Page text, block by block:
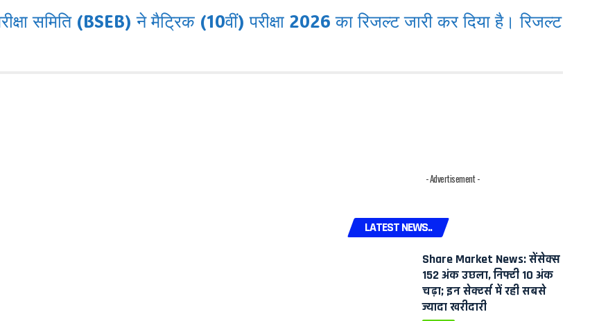
समिति (BSEB) ने मैट्रिक (10वीं) परीक्षा 2026 का रिजल्ट जारी कर दिया है। रिजल्ट
- Advertisement -
LATEST NEWS..
Share Market News: सेंसेक्स
152 अंक उछला, निफ्टी 10 अंक
चढ़ा; इन सेक्टर्स में रही सबसे
ज्यादा खरीदारी